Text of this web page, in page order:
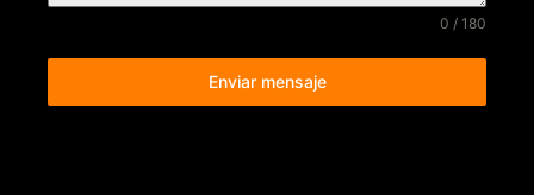
0 / 180
Enviar mensaje